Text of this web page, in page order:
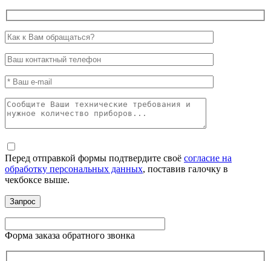
Перед отправкой формы подтвердите своё согласие на
обработку персональных данных, поставив галочку в
чекбоксе выше.
Форма заказа обратного звонка